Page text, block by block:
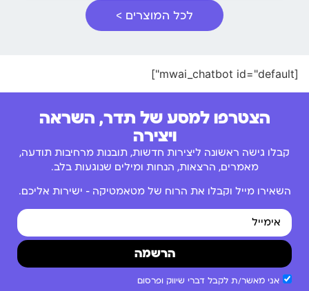
לכל המוצרים >
[mwai_chatbot id="default"]
הצטרפו למסע של תדר, השראה
ויצירה
קבלו גישה ראשונה ליצירות חדשות, תובנות מרחיבות תודעה,
מאמרים, הרצאות, הנחות ומילים שנוגעות בלב.
השאירו מייל וקבלו את הרוח של מטאמטיקה – ישירות אליכם.
אני מאשר/ת לקבל דברי שיווק ופרסום
הרשמה